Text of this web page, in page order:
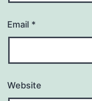
Email *
Website